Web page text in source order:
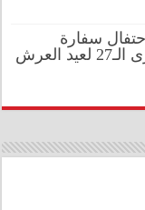
سفارة
العرش